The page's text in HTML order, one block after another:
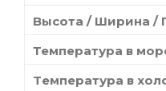
Высота / Ширина /
Температура в
Tемпература в